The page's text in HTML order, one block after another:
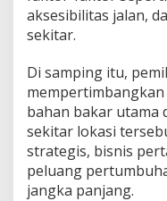
aksesibilitas jalan,
sekitar.
Di samping itu,
bahan bakar utama
sekitar lokasi
strategis, bisnis
peluang
jangka panjang.